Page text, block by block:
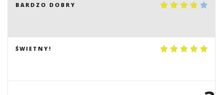
BARDZO DOBRY
ŚWIETNY!